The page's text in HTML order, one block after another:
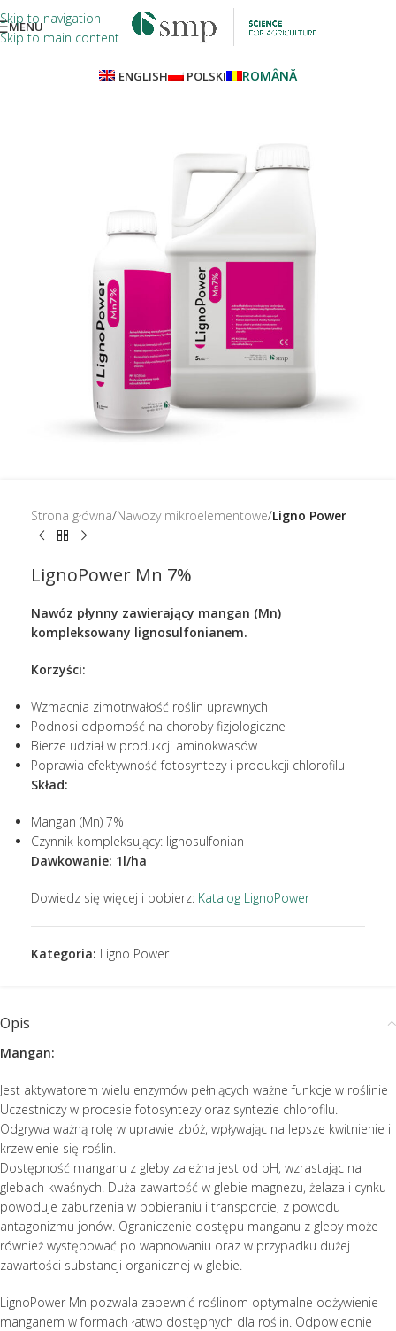
Skip to navigation
Skip to main content
MENU
ENGLISH POLSKI ROMÂNĂ
Strona główna Nawozy mikroelementowe Ligno Power
LignoPower Mn 7%
Nawóz płynny zawierający mangan (Mn)
kompleksowany lignosulfonianem.
Korzyści:
Wzmacnia zimotrwałość roślin uprawnych
Podnosi odporność na choroby fizjologiczne
Bierze udział w produkcji aminokwasów
Poprawia efektywność fotosyntezy i produkcji chlorofilu
Skład:
Mangan (Mn) 7%
Czynnik kompleksujący: lignosulfonian
Dawkowanie: 1l/ha
Dowiedz się więcej i pobierz: Katalog LignoPower
Kategoria: Ligno Power
Opis
Mangan:
Jest aktywatorem wielu enzymów pełniących ważne funkcje w roślinie
Uczestniczy w procesie fotosyntezy oraz syntezie chlorofilu.
Odgrywa ważną rolę w uprawie zbóż, wpływając na lepsze kwitnienie i
krzewienie się roślin.
Dostępność manganu z gleby zależna jest od pH, wzrastając na
glebach kwaśnych. Duża zawartość w glebie magnezu, żelaza i cynku
powoduje zaburzenia w pobieraniu i transporcie, z powodu
antagonizmu jonów. Ograniczenie dostępu manganu z gleby może
również występować po wapnowaniu oraz w przypadku dużej
zawartości substancji organicznej w glebie.
LignoPower Mn pozwala zapewnić roślinom optymalne odżywienie
manganem w formach łatwo dostępnych dla roślin. Odpowiednie